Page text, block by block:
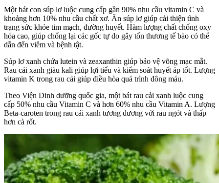
Một bát con súp lơ luộc cung cấp gần 90% nhu cầu vitamin C và
khoảng hơn 10% nhu cầu chất xơ. Ăn súp lơ giúp cải thiện tình
trạng sức khỏe tim mạch, đường huyết. Hàm lượng chất chống oxy
hóa cao, giúp chống lại các gốc tự do gây tổn thương tế bào có thể
dẫn đến viêm và bệnh tật.
Súp lơ xanh chứa lutein và zeaxanthin giúp bảo vệ võng mạc mắt.
Rau cải xanh giàu kali giúp lợi tiểu và kiểm soát huyết áp tốt. Lượng
vitamin K trong rau cải giúp điều hòa quá trình đông máu.
Theo Viện Dinh dưỡng quốc gia, một bát rau cải xanh luộc cung
cấp 50% nhu cầu Vitamin C và hơn 60% nhu cầu Vitamin A. Lượng
Beta-caroten trong rau cải xanh tương đương với rau ngót và thấp
hơn cà rốt.